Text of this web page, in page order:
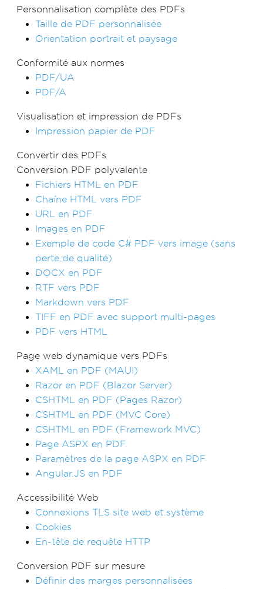
Personnalisation complète des PDFs
Taille de PDF personnalisée
Orientation portrait et paysage
Conformité aux normes
PDF/UA
PDF/A
Visualisation et impression de PDFs
Impression papier de PDF
Convertir des PDFs
Conversion PDF polyvalente
Fichiers HTML en PDF
Chaîne HTML vers PDF
URL en PDF
Images en PDF
Exemple de code C# PDF vers image (sans
perte de qualité)
DOCX en PDF
RTF vers PDF
Markdown vers PDF
TIFF en PDF avec support multi-pages
PDF vers HTML
Page web dynamique vers PDFs
XAML en PDF (MAUI)
Razor en PDF (Blazor Server)
CSHTML en PDF (Pages Razor)
CSHTML en PDF (MVC Core)
CSHTML en PDF (Framework MVC)
Page ASPX en PDF
Paramètres de la page ASPX en PDF
Angular.JS en PDF
Accessibilité Web
Connexions TLS site web et système
Cookies
En-tête de requête HTTP
Conversion PDF sur mesure
Définir des marges personnalisées